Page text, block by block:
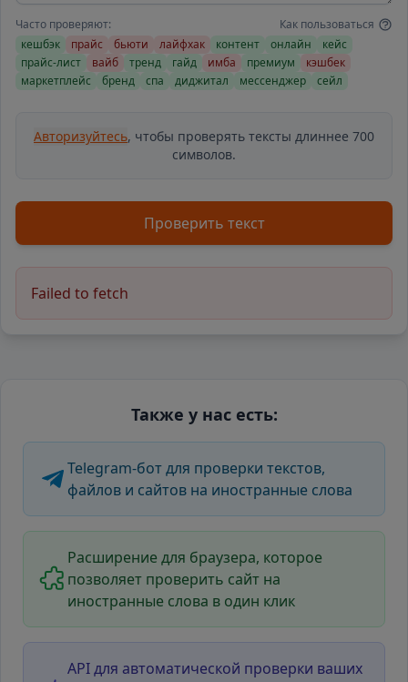
Часто проверяют:
Как пользоваться
кешбэк
прайс бьюти лайфхак контент онлайн
кейс
прайс-лист
вайб тренд гайд имба премиум
кэшбек
маркетплейс
бренд спа диджитал мессенджер сейл
Авторизуйтесь, чтобы проверять тексты длиннее 700
символов.
Проверить текст
Failed to fetch
Также у нас есть:
Telegram-бот для проверки текстов,
файлов и сайтов на иностранные слова
Расширение для браузера, которое
позволяет проверить сайт на
иностранные слова в один клик
API для автоматической проверки ваших